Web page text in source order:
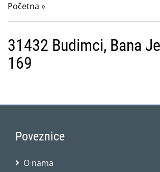
Početna »
31432 Budimci, Bana
169
Poveznice
O nama